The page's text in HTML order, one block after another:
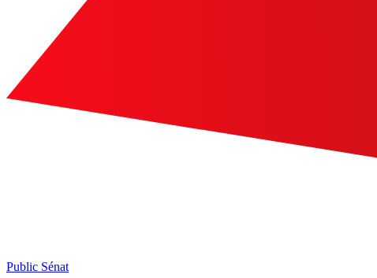
Public Sénat